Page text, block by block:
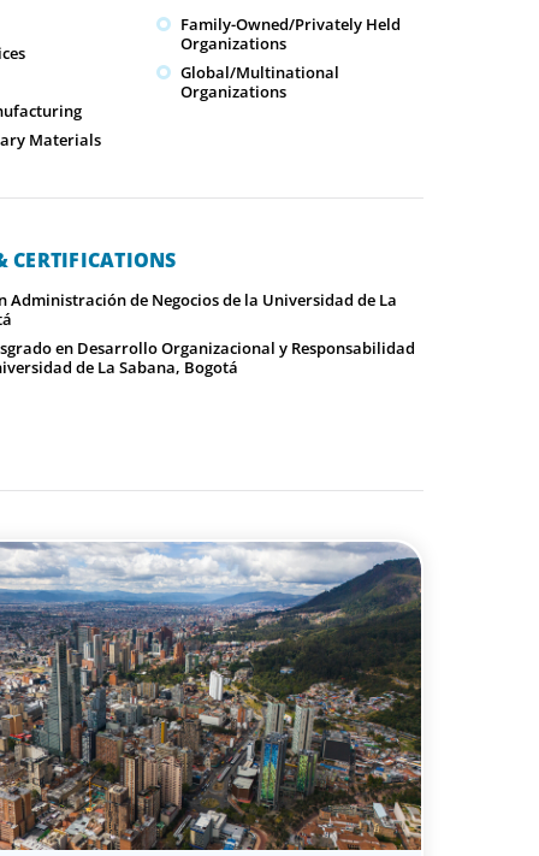
Materials
Family-Owned/Privately Held
Organizations
Global/Multinational
Organizations
CERTIFICATIONS
Administración de Negocios de la Universidad de La
en Desarrollo Organizacional y Responsabilidad
de La Sabana, Bogotá